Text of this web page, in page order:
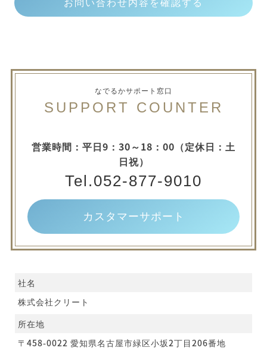
なでるかサポート窓口
SUPPORT COUNTER
営業時間：平日9：30～18：00（定休日：土
日祝）
Tel.052-877-9010
カスタマーサポート
社名
株式会社クリート
所在地
〒458-0022 愛知県名古屋市緑区小坂2丁目206番地